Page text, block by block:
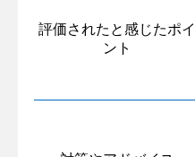
評価されたと感じたポイ
ント